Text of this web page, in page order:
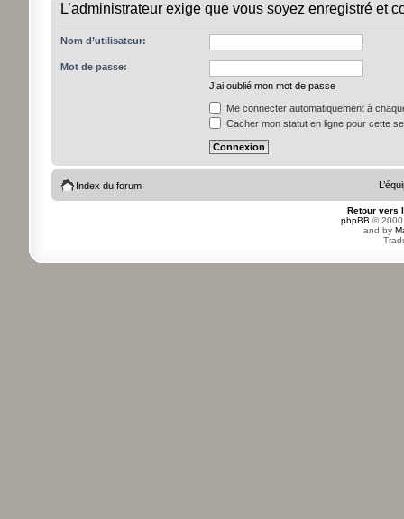
L’administrateur exige que vous soyez enregistré et
Nom d’utilisateur:
Mot de passe:
J’ai oublié mon mot de passe
Me connecter automatiquement à
Cacher mon statut en ligne pour cette
Index du forum
Retour vers
phpBB ©
and by